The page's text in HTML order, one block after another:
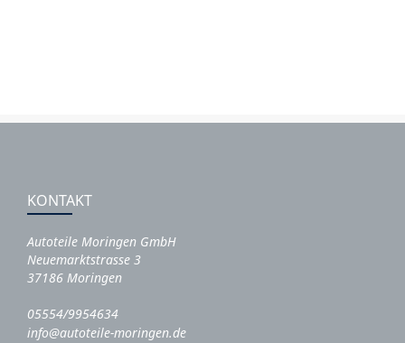
KONTAKT
Autoteile Moringen GmbH
Neuemarktstrasse 3
37186 Moringen
05554/9954634
info@autoteile-moringen.de